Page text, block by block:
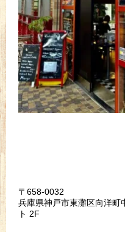
〒658-0032
兵庫県神戸市東灘区向洋町
ト 2F